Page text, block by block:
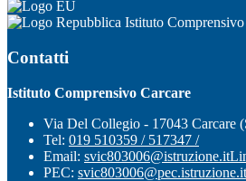
Istituto Comprensivo
Contatti
Istituto Comprensivo Carcare
Via Del Collegio - 17043 Carcare
Tel: 019 510359 / 517347 /
Email: svic803006@istruzione.it
PEC: svic803006@pec.istruzione.it